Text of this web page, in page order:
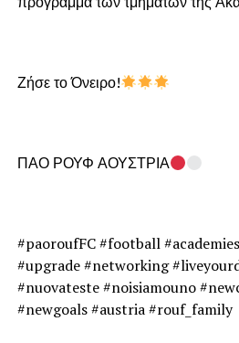
Ζήσε το Όνειρο!
ΠΑΟ ΡΟΥΦ ΑΟΥΣΤΡΙΑ
#paoroufFC #football
#upgrade #networking
#nuovateste #noisiamouno
#newgoals #austria #rouf_family